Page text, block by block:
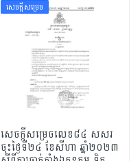
សេចក្ដីសម្រេច
សេចក្តីសម្រេចលេខ៨៤ សសរ
ចុះថ្ងៃទី២៤ ខែសីហា ឆ្នាំ២០២៣